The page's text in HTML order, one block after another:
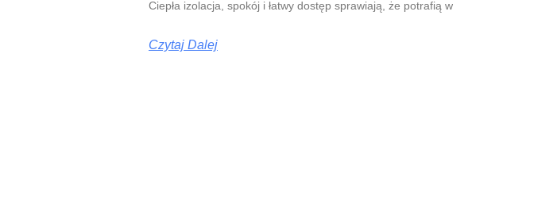
Ciepła izolacja, spokój i łatwy dostęp sprawiają, że potrafią w
Czytaj Dalej